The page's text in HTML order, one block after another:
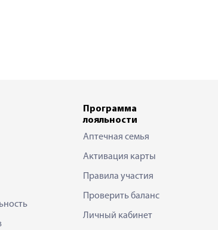
Программа
лояльности
Аптечная семья
Активация карты
Правила участия
Проверить баланс
Личный кабинет